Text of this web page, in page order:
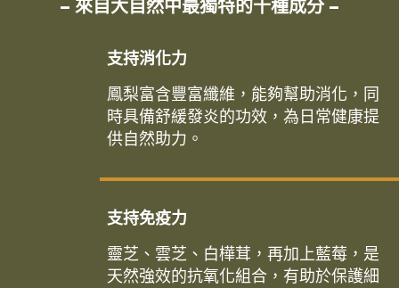
– 來自大自然中最獨特的十種成分 –
支持消化力
鳳梨富含豐富纖維，能夠幫助消化，同
時具備舒緩發炎的功效，為日常健康提
供自然助力。
支持免疫力
靈芝、雲芝、白樺茸，再加上藍莓，是
天然強效的抗氧化組合，有助於保護細